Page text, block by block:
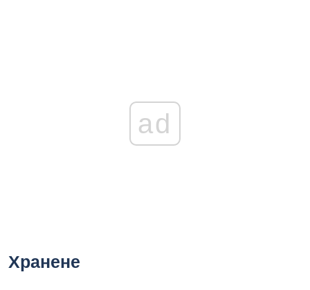
ad
Хранене